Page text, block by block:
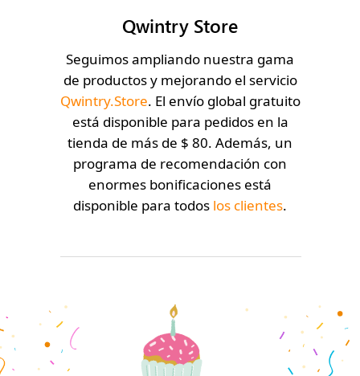
Seguimos ampliando nuestra gama
de productos y mejorando el servicio
Qwintry.Store. El envío global gratuito
está disponible para pedidos en la
tienda de más de $ 80. Además, un
programa de recomendación con
enormes bonificaciones está
disponible para todos los clientes.
Qwintry Store